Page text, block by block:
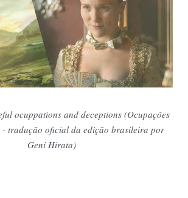
ocuppations and deceptions (Ocupações
- tradução oficial da edição brasileira por
Geni Hirata)